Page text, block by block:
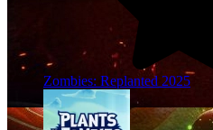
Zombies: Replanted 2025